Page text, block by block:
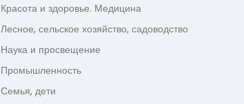
Красота и здоровье. Медицина
Лесное, сельское хозяйство, садоводство
Наука и просвещение
Промышленность
Семья, дети